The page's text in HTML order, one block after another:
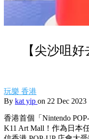
【尖沙咀
玩樂 香港
By kat yip on 22 Dec 2023
香港首個「Nintendo
K11 Art Mall！作為日本